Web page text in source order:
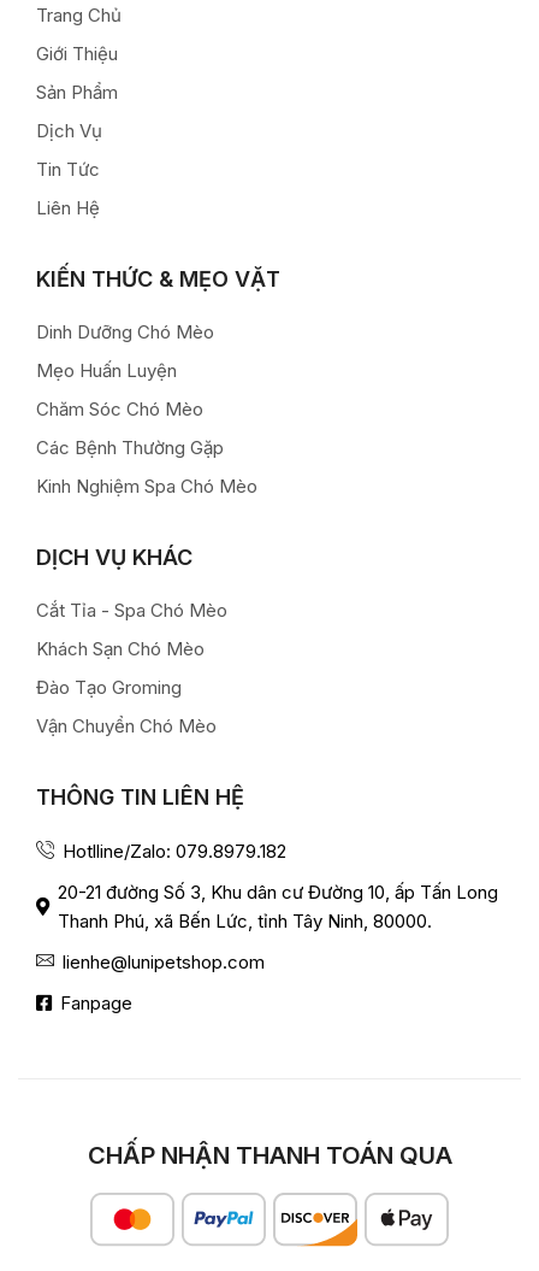
Trang Chủ
Giới Thiệu
Sản Phẩm
Dịch Vụ
Tin Tức
Liên Hệ
KIẾN THỨC & MẸO VẶT
Dinh Dưỡng Chó Mèo
Mẹo Huấn Luyện
Chăm Sóc Chó Mèo
Các Bệnh Thường Gặp
Kinh Nghiệm Spa Chó Mèo
DỊCH VỤ KHÁC
Cắt Tỉa - Spa Chó Mèo
Khách Sạn Chó Mèo
Đào Tạo Groming
Vận Chuyển Chó Mèo
THÔNG TIN LIÊN HỆ
Hotlline/Zalo: 079.8979.182
20-21 đường Số 3, Khu dân cư Đường 10, ấp Tấn Long
Thanh Phú, xã Bến Lức, tỉnh Tây Ninh, 80000.
lienhe@lunipetshop.com
Fanpage
CHẤP NHẬN THANH TOÁN QUA